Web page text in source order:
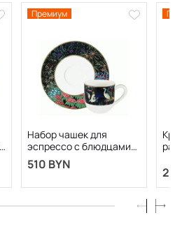
Премиум
Набор чашек для
эспрессо с блюдцами
Le jardin du palais 80 мл,
4 предмета
510 BYN